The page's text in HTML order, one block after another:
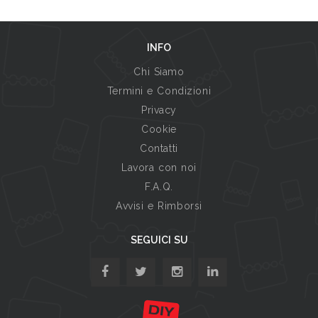
INFO
Chi Siamo
Termini e Condizioni
Privacy
Cookie
Contatti
Lavora con noi
F.A.Q.
Avvisi e Rimborsi
SEGUICI SU